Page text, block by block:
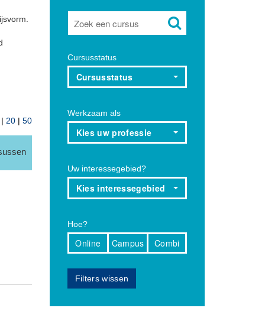
20| 50
Cursusstatus
Cursusstatus
Werkzaam als
Kies uw professie
Uw interessegebied?
Kies interessegebied
Hoe?
Online Campus Combi
Filters wissen